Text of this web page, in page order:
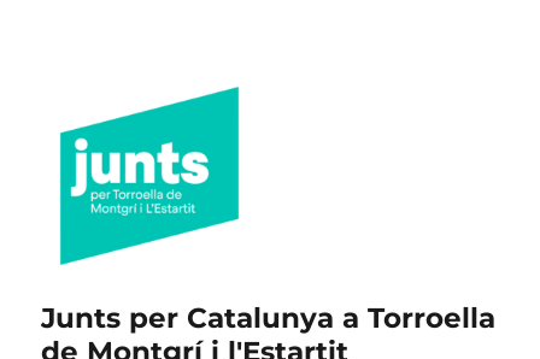
Junts per Catalunya a Torroella
de Montgrí i l'Estartit